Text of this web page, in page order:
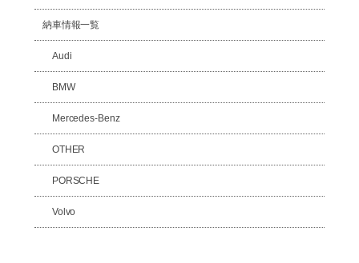
納車情報一覧
Audi
BMW
Mercedes-Benz
OTHER
PORSCHE
Volvo